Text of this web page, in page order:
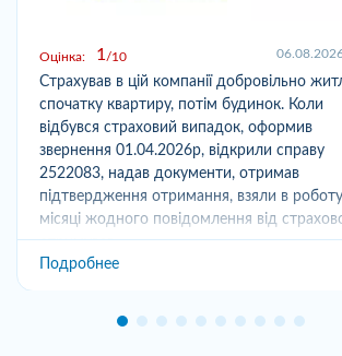
Оцінка: 1 10
Страхував в цій компанії добровільно
спочатку квартиру, потім будинок. Коли
відбувся страховий випадок, оформив
звернення 01.04.2026р, відкрили справу
2522083, надав документи, отримав
підтвердження отримання, взяли в
місяці жодного повідомлення від
отримував,...
Подробнее